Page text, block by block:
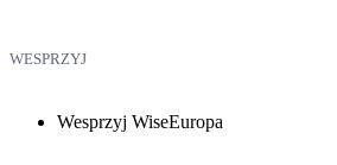
WESPRZYJ
Wesprzyj WiseEuropa